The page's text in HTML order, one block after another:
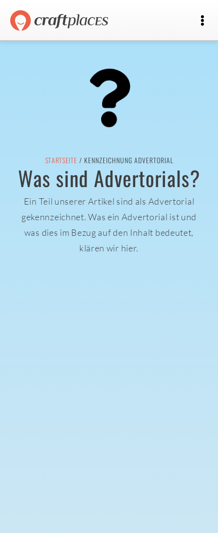
STARTSEITE / KENNZEICHNUNG ADVERTORIAL
Was sind Advertorials?
Ein Teil unserer Artikel sind als Advertorial
gekennzeichnet. Was ein Advertorial ist und
was dies im Bezug auf den Inhalt bedeutet,
klären wir hier.